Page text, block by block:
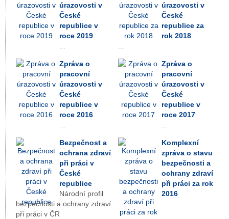
úrazovosti v
České
republice v
roce 2019
...
úrazovosti v
České
republice za
rok 2018
...
Zpráva o
pracovní
úrazovosti v
České
republice v
roce 2016
...
Zpráva o
pracovní
úrazovosti v
České
republice v
roce 2017
...
Bezpečnost a
ochrana zdraví
při práci v
České
republice
Národní profil
bezpečnosti a ochrany zdraví
při práci v ČR
Komplexní
zpráva o stavu
bezpečnosti a
ochrany zdraví
při práci za rok
2016
...